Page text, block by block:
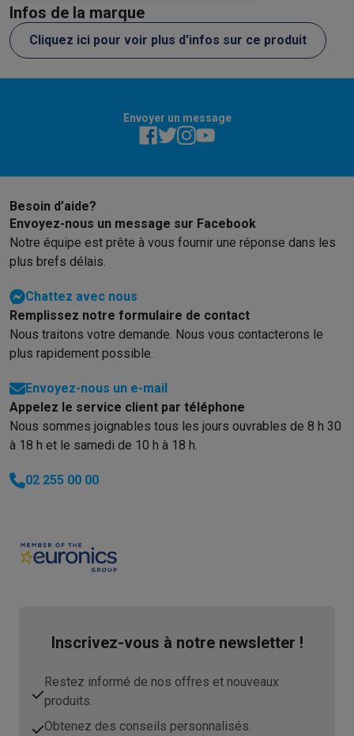
gsm dans les meilleurs délais. Encore
merci à lui.
Infos de la marque
Cliquez ici pour voir plus d'infos sur ce produit
Envoyer un message
Besoin d’aide?
Envoyez-nous un message sur Facebook
Notre équipe est prête à vous fournir une réponse dans les
plus brefs délais.
Chattez avec nous
Remplissez notre formulaire de contact
Nous traitons votre demande. Nous vous contacterons le
plus rapidement possible.
Envoyez-nous un e-mail
Appelez le service client par téléphone
Nous sommes joignables tous les jours ouvrables de 8 h 30
à 18 h et le samedi de 10 h à 18 h.
02 255 00 00
Inscrivez-vous à notre newsletter !
Restez informé de nos offres et nouveaux
produits.
Obtenez des conseils personnalisés.